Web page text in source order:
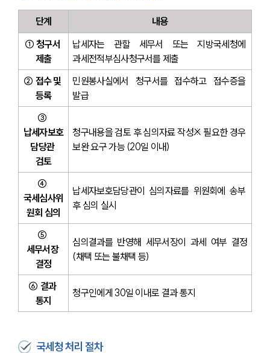
단계
내용
① 청구서
제출
납세자는 관할 세무서 또는 지방국세청에
과세전적부심사청구서를 제출
② 접수 및
등록
민원봉사실에서 청구서를 접수하고 접수증을
발급
③
납세자보호
담당관
검토
청구내용을 검토 후 심의자료 작성※ 필요한 경우
보완 요구 가능 (20일 이내)
④
국세심사위
원회 심의
납세자보호담당관이 심의자료를 위원회에 송부
후 심의 실시
⑤
세무서장
결정
심의결과를 반영해 세무서장이 과세 여부 결정
(채택 또는 불채택 등)
⑥ 결과
통지
청구인에게 30일 이내로 결과 통지
국세청 처리 절차